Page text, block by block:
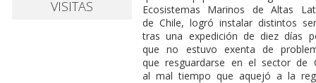
VISITAS
Ecosistemas Marinos de Altas
de Chile, logró instalar distintos
tras una expedición de diez días
que no estuvo exenta de
que resguardarse en el sector de
al mal tiempo que aquejó a la